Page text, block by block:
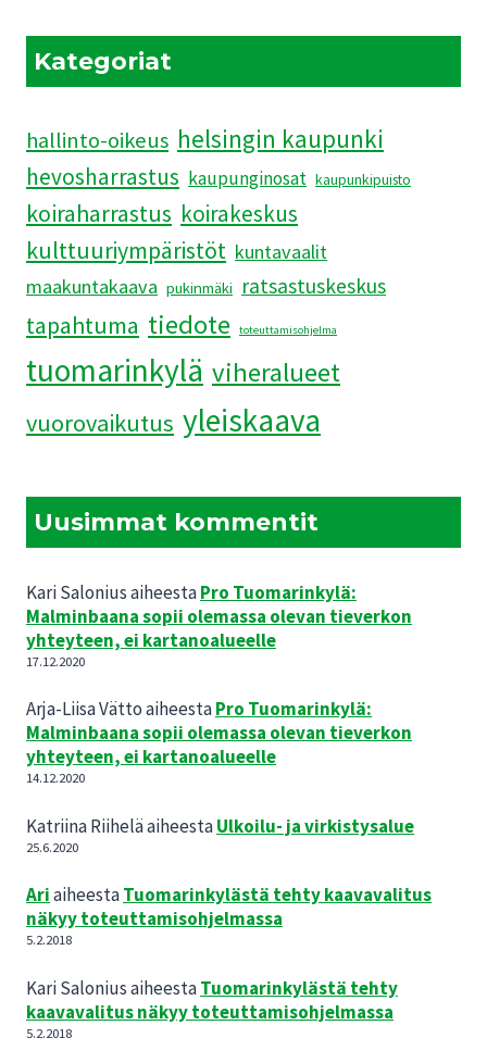
JÄRKYTTIVÄT
Kategoriat
hallinto-oikeus helsingin kaupunki
hevosharrastus kaupunginosat kaupunkipuisto
koiraharrastus koirakeskus
kulttuuriympäristöt kuntavaalit
maakuntakaava pukinmäki ratsastuskeskus
tapahtuma tiedote toteuttamisohjelma
tuomarinkylä viheralueet
vuorovaikutus yleiskaava
Uusimmat kommentit
Kari SaloniusaiheestaPro Tuomarinkylä:
Malminbaana sopii olemassa olevan tieverkon
yhteyteen, ei kartanoalueelle
17.12.2020
Arja-Liisa VättoaiheestaPro Tuomarinkylä:
Malminbaana sopii olemassa olevan tieverkon
yhteyteen, ei kartanoalueelle
14.12.2020
Katriina RiiheläaiheestaUlkoilu- ja virkistysalue
25.6.2020
AriaiheestaTuomarinkylästä tehty kaavavalitus
näkyy toteuttamisohjelmassa
5.2.2018
Kari SaloniusaiheestaTuomarinkylästä tehty
kaavavalitus näkyy toteuttamisohjelmassa
5.2.2018